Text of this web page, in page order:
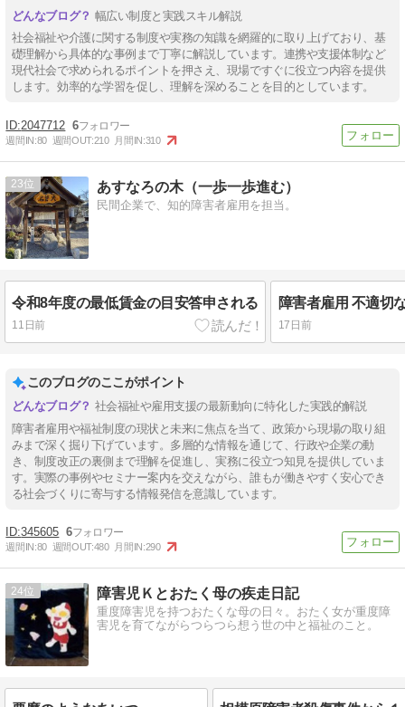
幅広い制度と実践スキル解説
社会福祉や介護に関する制度や実務の知識を網羅的に取り上げており、基
礎理解から具体的な事例まで丁寧に解説しています。連携や支援体制など
現代社会で求められるポイントを押さえ、現場ですぐに役立つ内容を提供
します。効率的な学習を促し、理解を深めることを目的としています。
2047712 6
週間IN:80 週間OUT:210 月間IN:310
23 あすなろの木（一歩一歩進む）
民間企業で、知的障害者雇用を担当。
令和8年度の最低賃金の目安答申される
11日前 17日前
このブログのここがポイント
社会福祉や雇用支援の最新動向に特化した実践的解説
障害者雇用や福祉制度の現状と未来に焦点を当て、政策から現場の取り組
みまで深く掘り下げています。多層的な情報を通じて、行政や企業の動
き、制度改正の裏側まで理解を促進し、実務に役立つ知見を提供していま
す。実際の事例やセミナー案内を交えながら、誰もが働きやすく安心でき
る社会づくりに寄与する情報発信を意識しています。
345605 6
週間IN:80 週間OUT:480 月間IN:290
24 障害児Ｋとおたく母の疾走日記
重度障害児を持つおたくな母の日々。おたく女が重度障
害児を育てながらつらつら想う世の中と福祉のこと。